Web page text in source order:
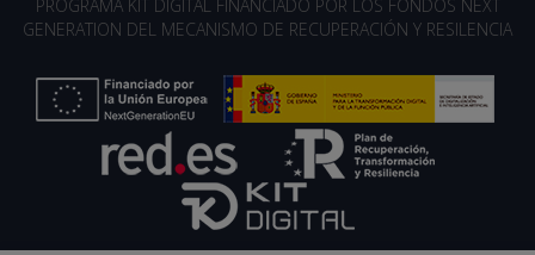
PROGRAMA KIT DIGITAL FINANCIADO POR LOS FONDOS NEXT
GENERATION DEL MECANISMO DE RECUPERACIÓN Y RESILENCIA